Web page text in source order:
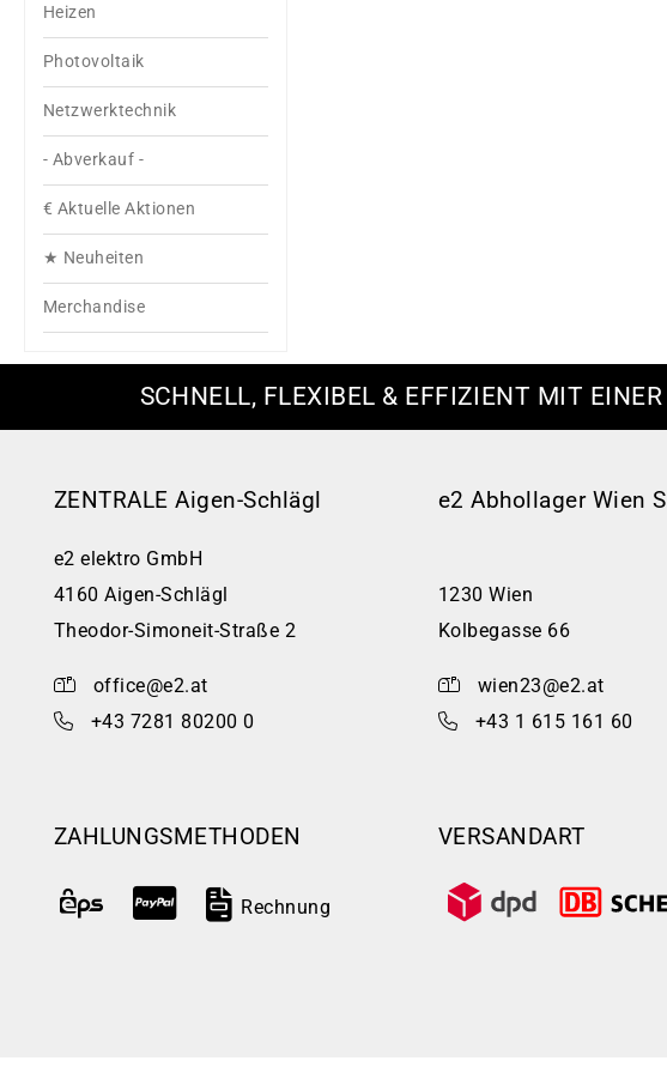
Heizen
Photovoltaik
Netzwerktechnik
- Abverkauf -
€ Aktuelle Aktionen
★ Neuheiten
Merchandise
SCHNELL, FLEXIBEL & EFFIZIENT MIT
ZENTRALE Aigen-Schlägl
e2 elektro GmbH
4160 Aigen-Schlägl
Theodor-Simoneit-Straße 2
office@e2.at
+43 7281 80200 0
e2 Abhollager Wien
1230 Wien
Kolbegasse 66
wien23@e2.at
+43 1 615 161 60
ZAHLUNGSMETHODEN
Rechnung
VERSANDART